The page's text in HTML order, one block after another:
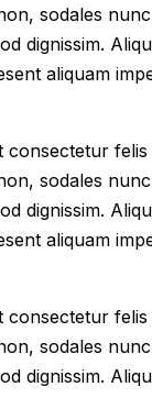
sodales
dignissim.
aliquam
sodales
dignissim.
aliquam
sodales
dignissim.